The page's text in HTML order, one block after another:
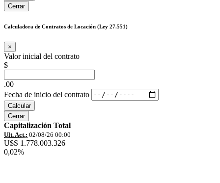
Cerrar
Calculadora de Contratos de Locación (Ley 27.551)
×
Valor inicial del contrato
$
.00
Fecha de inicio del contrato
Calcular
Cerrar
Capitalización Total
Ult. Act.: 02/08/26 00:00
U$S 1.778.003.326
0,02%